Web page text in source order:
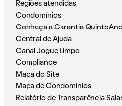
Regiões atendidas
Condomínios
Conheça a Garantia
Central de Ajuda
Canal Jogue Limpo
Compliance
Mapa do Site
Mapa de Condomínios
Relatório de Transparência